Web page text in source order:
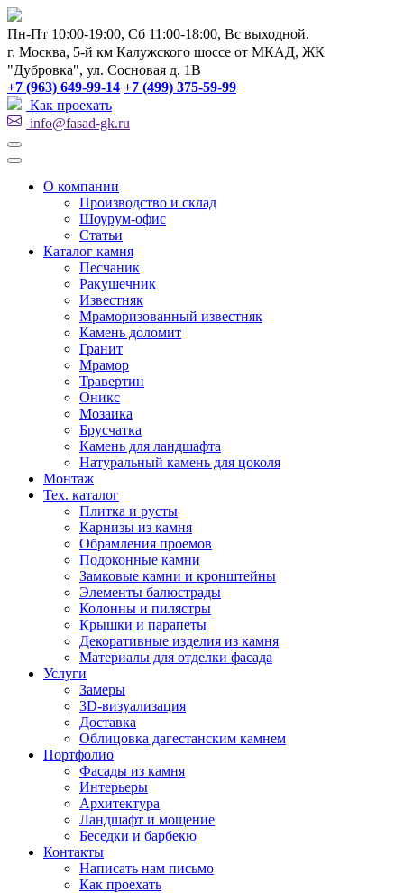
Пн-Пт 10:00-19:00, Сб 11:00-18:00, Вс выходной.
г. Москва, 5-й км Калужского шоссе от МКАД, ЖК
"Дубровка", ул. Сосновая д. 1В
+7 (963) 649-99-14 +7 (499) 375-59-99
Как проехать
info@fasad-gk.ru
О компании
Производство и склад
Шоурум-офис
Статьи
Каталог камня
Песчаник
Ракушечник
Известняк
Мраморизованный известняк
Камень доломит
Гранит
Мрамор
Травертин
Оникс
Мозаика
Брусчатка
Камень для ландшафта
Натуральный камень для цоколя
Монтаж
Тех. каталог
Плитка и русты
Карнизы из камня
Обрамления проемов
Подоконные камни
Замковые камни и кронштейны
Элементы балюстрады
Колонны и пилястры
Крышки и парапеты
Декоративные изделия из камня
Материалы для отделки фасада
Услуги
Замеры
3D-визуализация
Доставка
Облицовка дагестанским камнем
Портфолио
Фасады из камня
Интерьеры
Архитектура
Ландшафт и мощение
Беседки и барбекю
Контакты
Написать нам письмо
Как проехать